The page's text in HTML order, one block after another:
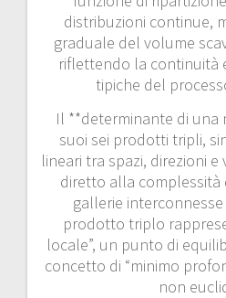
distribuzioni continue,
graduale del volume
riflettendo la continuità
tipiche del
Il **determinante di una
suoi sei prodotti tripli,
lineari tra spazi, direzioni
diretto alla complessità
gallerie
prodotto triplo
locale”, un punto di
concetto di “minimo
non